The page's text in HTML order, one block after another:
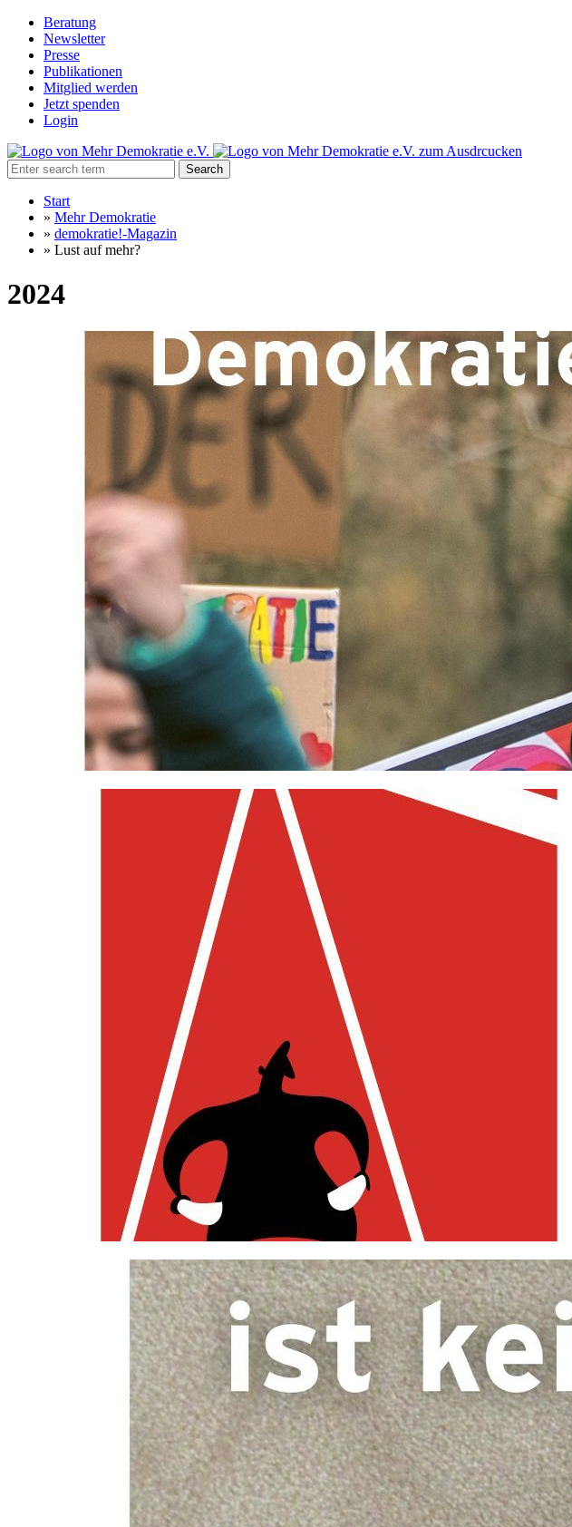
Beratung
Newsletter
Presse
Publikationen
Mitglied werden
Jetzt spenden
Login
Search
Start
» Mehr Demokratie
» demokratie!-Magazin
» Lust auf mehr?
2024